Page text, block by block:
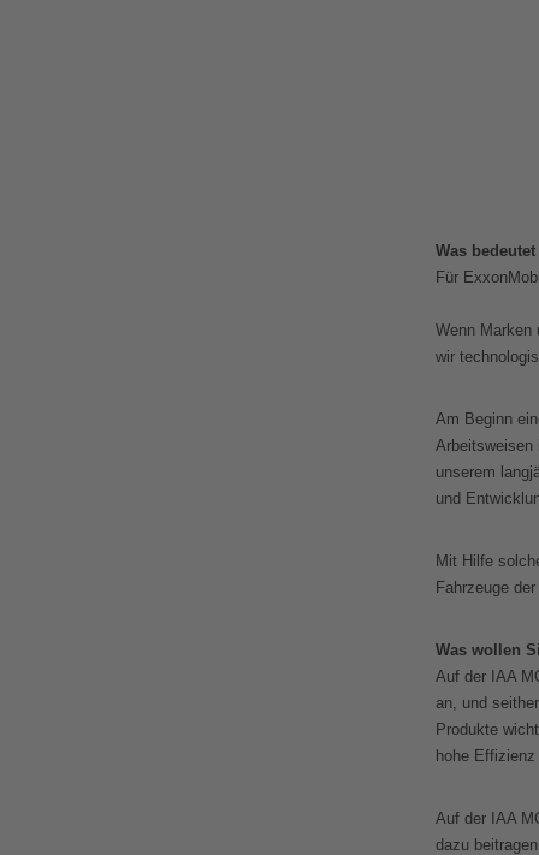
Was
Für
Wenn Marken
wir
Am Beginn
Arbeitsweisen
unserem
und
Mit Hilfe
Fahrzeuge
Was wollen
Auf der IAA
an, und
Produkte
hohe
Auf der IAA
dazu